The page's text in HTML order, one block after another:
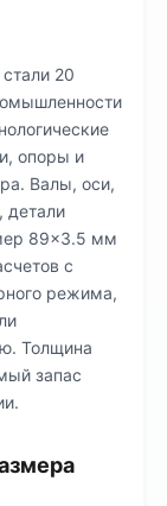
20
опоры и
Валы, оси,
детали
89×3.5 мм
с
режима,
Толщина
запас